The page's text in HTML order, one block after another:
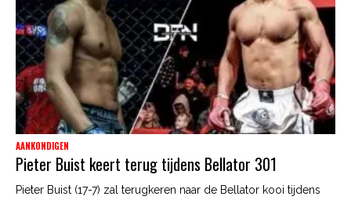
AANKONDIGEN
Pieter Buist keert terug tijdens Bellator 301
Pieter Buist (17-7) zal terugkeren naar de Bellator kooi tijdens